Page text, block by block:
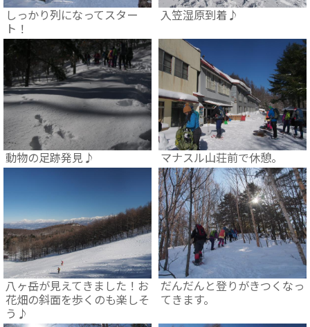
しっかり列になってスター
ト！
入笠湿原到着♪
動物の足跡発見♪ マナスル山荘前で休憩。
八ヶ岳が見えてきました！お
花畑の斜面を歩くのも楽しそ
う♪
だんだんと登りがきつくなっ
てきます。